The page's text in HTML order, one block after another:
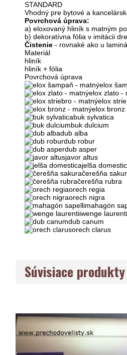
STANDARD
Vhodný pre bytové a
Povrchová úprava:
a) eloxovaný hliník s matným
b) dekoratívna fólia v imitácii
Čistenie - rovnaké ako u
Materiál
hliník
hliník + fólia
Povrchová úprava
elox
elox zlato -
elox
elox bronz
buk sylvatica
buk dulcium
dub alba
dub robur
dub asper
javor altus
jelša
čerešňa
čerešňa rubra
orech regia
orech nigra
mahagón
wenge
dub canum
orech clarus
Súvisiace produkty